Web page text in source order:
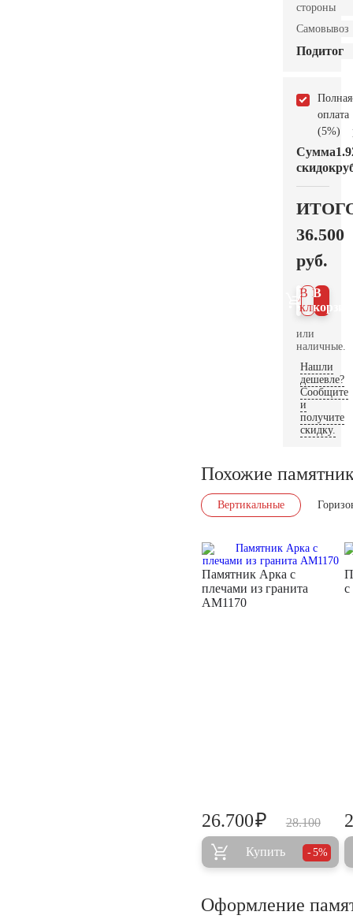
стороны
Самовывоз
Подитог
Полная
оплата
(5%)
Сумма
скидок
36.500
руб.
В
В 1
клик
или
наличные.
Нашли
дешевле?
Сообщите
и
получите
скидку.
Похожие
Вертикальные
Памятник Арка с
плечами из гранита
AM1170
28.100
26.700₽
Купить 5%
Оформление